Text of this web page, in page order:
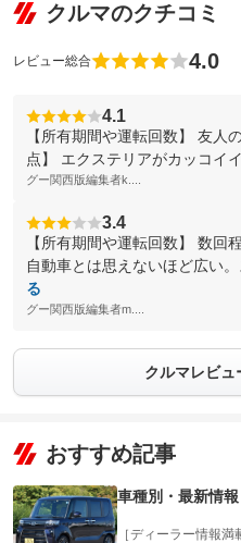
クルマのクチコミ
レビュー総合 4.0
4.1
【所有期間や運転回数】 友人
点】 エクステリアがカッコイ
グー関西版編集者k....
3.4
【所有期間や運転回数】 数回
自動車とは思えないほど広い
る
グー関西版編集者m....
クルマレビュ
おすすめ記事
車種別・最新情報
［ディーラー情報